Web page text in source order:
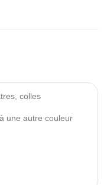
colles
une autre couleur